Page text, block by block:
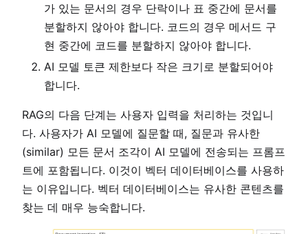
가 있는 문서의 경우 단락이나 표 중간에 문서를
분할하지 않아야 합니다. 코드의 경우 메서드 구
현 중간에 코드를 분할하지 않아야 합니다.
AI 모델 토큰 제한보다 작은 크기로 분할되어야
합니다.
RAG의 다음 단계는 사용자 입력을 처리하는 것입니
다. 사용자가 AI 모델에 질문할 때, 질문과 유사한
(similar) 모든 문서 조각이 AI 모델에 전송되는 프롬프
트에 포함됩니다. 이것이 벡터 데이터베이스를 사용하
는 이유입니다. 벡터 데이터베이스는 유사한 콘텐츠를
찾는 데 매우 능숙합니다.